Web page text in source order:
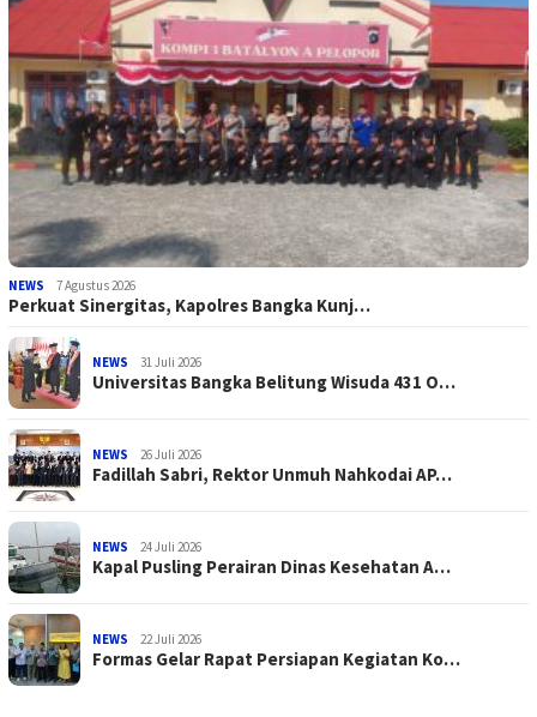
NEWS 7 Agustus 2026
Perkuat Sinergitas, Kapolres Bangka Kunj…
NEWS 31 Juli 2026
Universitas Bangka Belitung Wisuda 431 O…
NEWS 26 Juli 2026
Fadillah Sabri, Rektor Unmuh Nahkodai AP…
NEWS 24 Juli 2026
Kapal Pusling Perairan Dinas Kesehatan A…
NEWS 22 Juli 2026
Formas Gelar Rapat Persiapan Kegiatan Ko…